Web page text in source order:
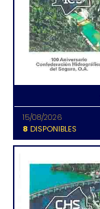
15/08/2026
8 DISPONIBLES